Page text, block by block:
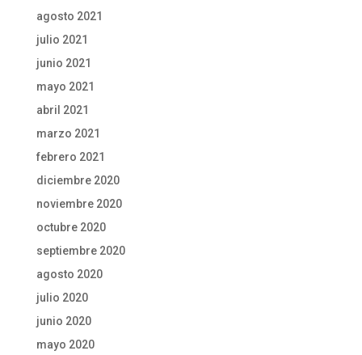
agosto 2021
julio 2021
junio 2021
mayo 2021
abril 2021
marzo 2021
febrero 2021
diciembre 2020
noviembre 2020
octubre 2020
septiembre 2020
agosto 2020
julio 2020
junio 2020
mayo 2020